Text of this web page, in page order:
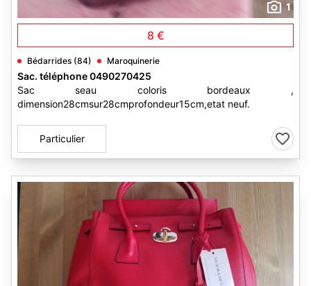
1
8 €
Bédarrides (84) Maroquinerie
Sac. téléphone 0490270425
Sac seau coloris bordeaux ,
dimension28cmsur28cmprofondeur15cm,etat neuf.
Particulier